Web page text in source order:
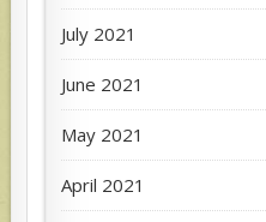
July 2021
June 2021
May 2021
April 2021